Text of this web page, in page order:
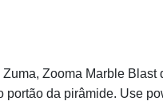
Zooma Marble Blast
da pirâmide. Use